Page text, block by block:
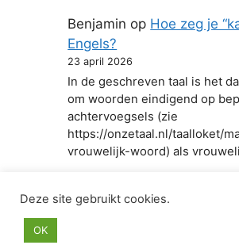
Benjamin op Hoe zeg je
Engels?
23 april 2026
In de geschreven taal is het
om woorden eindigend op
achtervoegsels (zie
https://onzetaal.nl/taalloket/
vrouwelijk-woord) als
© 2026 Hoe zeg je in het Engels
Deze site gebruikt cookies.
OK